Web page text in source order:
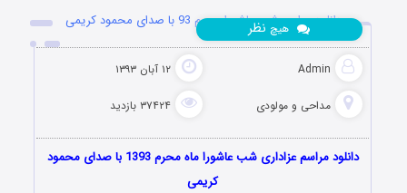
دانلود مراسم شب عاشورا محرم 93 با صدای محمود کریمی
Admin ۱۲ آبان ۱۳۹۳
مداحی و مولودی ۳۷۴۲۴ بازدید
هیچ نظر
دانلود مراسم عزاداری شب عاشورا ماه محرم 1393 با صدای محمود
کریمی